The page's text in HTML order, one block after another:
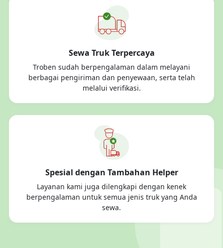
Sewa Truk Terpercaya
Troben sudah berpengalaman dalam melayani
berbagai pengiriman dan penyewaan, serta telah
melalui verifikasi.
Spesial dengan Tambahan Helper
Layanan kami juga dilengkapi dengan kenek
berpengalaman untuk semua jenis truk yang Anda
sewa.